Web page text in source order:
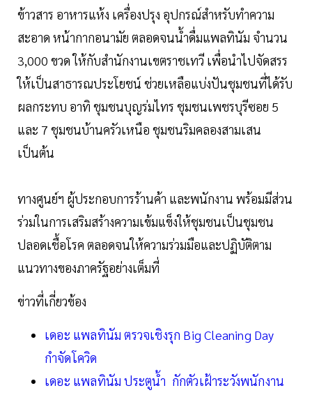
ข้าวสาร อาหารแห้ง เครื่องปรุง อุปกรณ์สำหรับทำความ
สะอาด หน้ากากอนามัย ตลอดจนน้ำดื่มแพลทินัม จำนวน
3,000 ขวด ให้กับสำนักงานเขตราชเทวี เพื่อนำไปจัดสรร
ให้เป็นสาธารณประโยชน์ ช่วยเหลือแบ่งปันชุมชนที่ได้รับ
ผลกระทบ อาทิ ชุมชนบุญร่มไทร ชุมชนเพชรบุรีซอย 5
และ 7 ชุมชนบ้านครัวเหนือ ชุมชนริมคลองสามเสน
เป็นต้น
ทางศูนย์ฯ ผู้ประกอบการร้านค้า และพนักงาน พร้อมมีส่วน
ร่วมในการเสริมสร้างความเข้มแข็งให้ชุมชนเป็นชุมชน
ปลอดเชื้อโรค ตลอดจนให้ความร่วมมือและปฏิบัติตาม
แนวทางของภาครัฐอย่างเต็มที่
ข่าวที่เกี่ยวข้อง
เดอะ แพลทินัม ตรวจเชิงรุก Big Cleaning Day
กำจัดโควิด
เดอะ แพลทินัม ประตูน้ำ กักตัวเฝ้าระวังพนักงาน